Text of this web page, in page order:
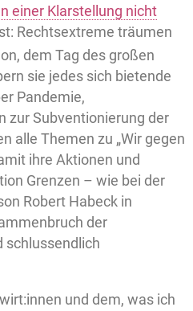
einer Klarstellung nicht
Rechtsextreme träumen
dem Tag des großen
sie jedes sich bietende
Pandemie,
zur Subventionierung der
alle Themen zu „Wir gegen
ihre Aktionen und
Grenzen – wie bei der
Robert Habeck in
der
schlussendlich
und dem, was ich